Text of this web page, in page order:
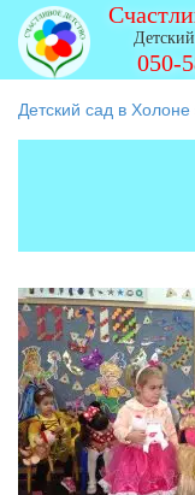
050-
Детский сад в Холоне